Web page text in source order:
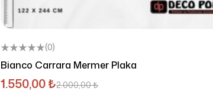
(0)
Bianco Carrara Mermer Plaka
2.000,00₺
1.550,00₺